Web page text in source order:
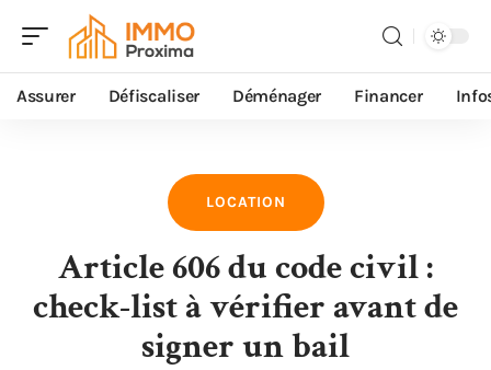
Assurer Défiscaliser Déménager Financer
LOCATION
Article 606 du code civil :
check-list à vérifier avant de
signer un bail